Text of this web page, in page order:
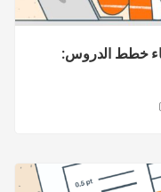
خطط الدروس: